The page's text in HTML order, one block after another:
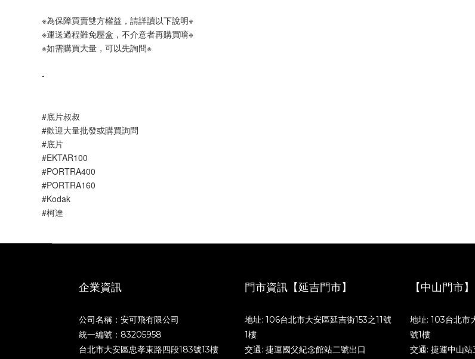
※為保障買賣雙方權益，請詳讀以下說明※
※運送過程難免壓盒，不介意者再購買唷※
※如需購買大量，可以先詢問※
-
#底片叔叔
#歡迎大量批發或購買詢問
#底片
#EKTAR100
#PORTRA400
#PORTRA160
#Kodak
#柯達
企業資訊
公司名稱：安可飛有限公司
統一編號：83205958
台北市大安區忠孝東路四段183號13樓
門市資訊【延吉門市】
地址: 106台北市大安區延吉街153之11號
1樓
交通: 捷運國父紀念館站二號出口
【中山門市】
地址: 103台北市
號1樓
交通: 捷運中山站